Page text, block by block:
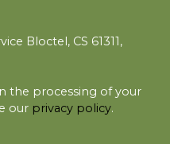
Bloctel, CS 61311,
the processing of your
our privacy policy.